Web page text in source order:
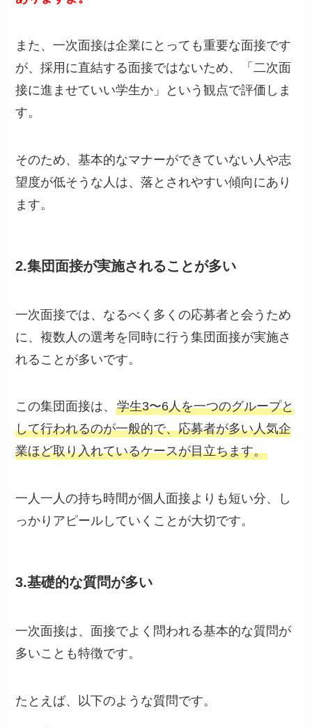
また、一次面接は企業にとっても重要な面接です
が、採用に直結する面接ではないため、「二次面
接に進ませていい学生か」という観点で評価しま
す。
そのため、基本的なマナーができていない人や志
望度が低そうな人は、落とされやすい傾向にあり
ます。
2.集団面接が実施されることが多い
一次面接では、なるべく多くの応募者と会うため
に、複数人の選考を同時に行う集団面接が実施さ
れることが多いです。
この集団面接は、学生3〜6人を一つのグループと
して行われるのが一般的で、応募者が多い人気企
業ほど取り入れているケースが目立ちます。
一人一人の持ち時間が個人面接よりも短い分、し
っかりアピールしていくことが大切です。
3.基礎的な質問が多い
一次面接は、面接でよく問われる基本的な質問が
多いことも特徴です。
たとえば、以下のような質問です。